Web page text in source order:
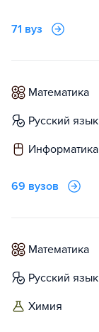
71 вуз
математика
русский язык
информатика
69 вузов
математика
русский язык
химия